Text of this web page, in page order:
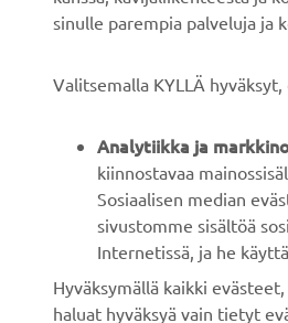
Esitteet
Ryhdy jälleenmyyjäksi
Ihmisoikeuskäytäntö
Kestävän kehityksen
peruskäytännöt
Whistleblower-kanava
sinulle parempia palveluja ja
Valitsemalla KYLLÄ
Analytiikka ja
kiinnostavaa
Sosiaalisen median
sivustomme sisältöä
Internetissä, ja he
Hyväksymällä kaikki
haluat hyväksyä vain tietyt